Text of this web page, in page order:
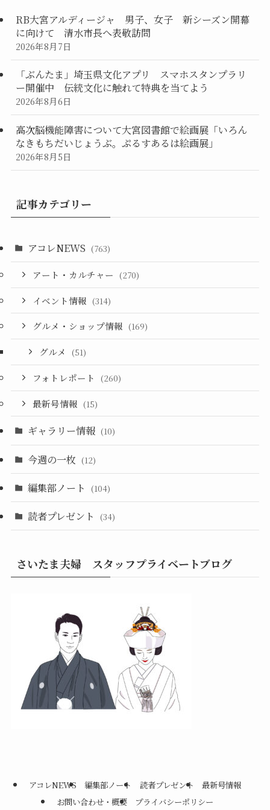
RB大宮アルディージャ 男子、女子 新シーズン開幕
に向けて 清水市長へ表敬訪問
2026年8月7日
「ぶんたま」埼玉県文化アプリ スマホスタンプラリ
ー開催中 伝統文化に触れて特典を当てよう
2026年8月6日
高次脳機能障害について大宮図書館で絵画展「いろん
なきもちだいじょうぶ。ぷるすあるは絵画展」
2026年8月5日
記事カテゴリー
アコレNEWS (763)
アート・カルチャー (270)
イベント情報 (314)
グルメ・ショップ情報 (169)
グルメ (51)
フォトレポート (260)
最新号情報 (15)
ギャラリー情報 (10)
今週の一枚 (12)
編集部ノート (104)
読者プレゼント (34)
さいたま夫婦 スタッフプライベートブログ
アコレNEWS 編集部ノート 読者プレゼント
最新号情報
お問い合わせ・概要
プライバシーポリシー